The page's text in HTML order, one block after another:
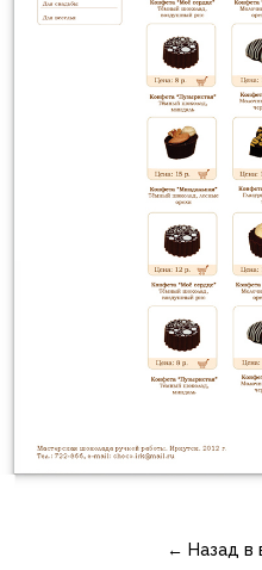
← Назад в